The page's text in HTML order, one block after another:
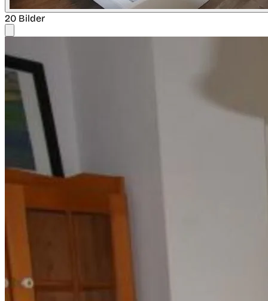
20 Bilder